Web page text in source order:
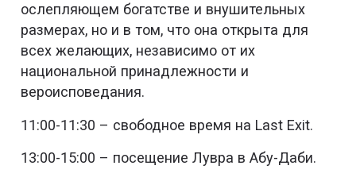
ослепляющем богатстве и внушительных
размерах, но и в том, что она открыта для
всех желающих, независимо от их
национальной принадлежности и
вероисповедания.
11:00-11:30 – свободное время на Last Exit.
13:00-15:00 – посещение Лувра в Абу-Даби.